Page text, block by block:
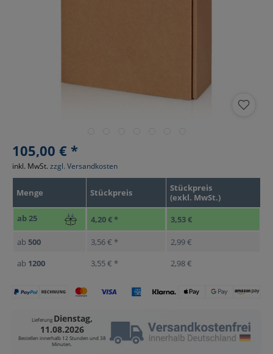
105,00 € *
Menge Stückpreis
Stückpreis
(exkl. MwSt.)
ab 25 4,20 € * 3,53 €
ab 500 3,56 € *
2,99 €
ab 1200 3,55 € * 2,98 €
inkl. MwSt. zzgl. Versandkosten
Lieferung Dienstag,
11.08.2026
Bestellen innerhalb 12 Stunden und 38
Minuten.